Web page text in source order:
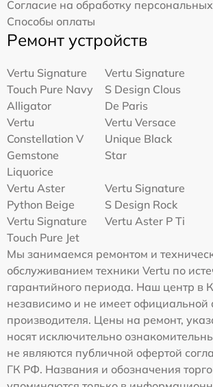
Согласие на обработку
Способы оплаты
Ремонт устройств
Vertu Signature
Touch Pure Navy
Alligator
Vertu Signature
S Design Clous
De Paris
Vertu
Constellation V
Gemstone
Liquorice
Vertu Versace
Unique Black
Star
Vertu Aster
Python Beige
Vertu Signature
S Design Rock
Vertu Signature
Touch Pure Jet
Vertu Aster P Ti
Мы занимаемся ремонтом и
обслуживанием техники Vertu по
гарантийного периода. Наш центр в
независимо и не имеет официальной
производителя. Цены на ремонт,
носят исключительно
не являются публичной офертой
ГК РФ. Названия и обозначения